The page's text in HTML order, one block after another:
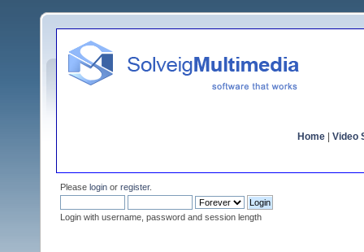
Home Video
Please login or register.
Login with username, password and session length